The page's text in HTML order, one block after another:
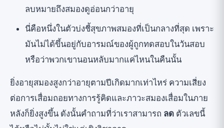
ลบหมายถึงสมองดูอ่อนกว่าอายุ
นี่คือหนึ่งในตัวบ่งชี้สุขภาพสมองที่เป็นกลางที่สุด เพราะ
มันไม่ได้ขึ้นอยู่กับอารมณ์ของผู้ถูกทดสอบในวันสอบ
หรือว่าพวกเขานอนหลับมากแค่ไหนในคืนนั้น
ยิ่งอายุสมองสูงกว่าอายุตามปีเกิดมากเท่าไหร่ ความเสี่ยง
ต่อการเสื่อมถอยทางการรู้คิดและภาวะสมองเสื่อมในภาย
หลังก็ยิ่งสูงขึ้น ดังนั้นคำถามที่ว่าเราสามารถ ลด ตัวเลขนี้